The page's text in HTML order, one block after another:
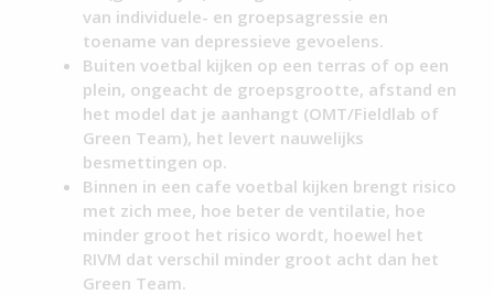
van individuele- en groepsagressie en
toename van depressieve gevoelens.
Buiten voetbal kijken op een terras of op een
plein, ongeacht de groepsgrootte, afstand en
het model dat je aanhangt (OMT/Fieldlab of
Green Team), het levert nauwelijks
besmettingen op.
Binnen in een cafe voetbal kijken brengt risico
met zich mee, hoe beter de ventilatie, hoe
minder groot het risico wordt, hoewel het
RIVM dat verschil minder groot acht dan het
Green Team.